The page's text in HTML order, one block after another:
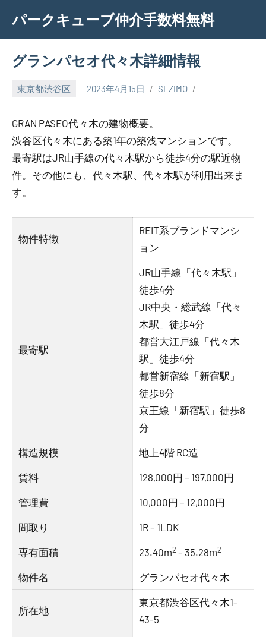
content
パークキューブ仲介手数料無料
グランパセオ代々木詳細情報
東京都渋谷区 2023年4月15日 SEZIMO
GRAN PASEO代々木の建物概要。
渋谷区代々木にある築1年の築浅マンションです。
最寄駅はJR山手線の代々木駅から徒歩4分の駅近物
件。その他にも、代々木駅、代々木駅が利用出来ま
す。
物件特徴
REIT系ブランドマンシ
ョン
最寄駅
JR山手線「代々木駅」
徒歩4分
JR中央・総武線「代々
木駅」徒歩4分
都営大江戸線「代々木
駅」徒歩4分
都営新宿線「新宿駅」
徒歩8分
京王線「新宿駅」徒歩8
分
構造規模 地上4階 RC造
賃料 128,000円 – 197,000円
管理費 10,000円 – 12,000円
間取り 1R – 1LDK
専有面積 23.40m2 – 35.28m2
物件名 グランパセオ代々木
所在地
東京都渋谷区代々木1-
43-5